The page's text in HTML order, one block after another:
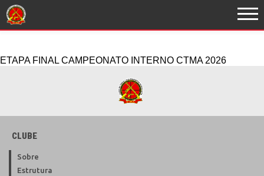
ETAPA FINAL CAMPEONATO INTERNO CTMA 2026
CLUBE
Sobre
Estrutura